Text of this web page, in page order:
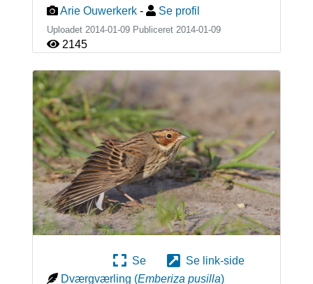
Arie Ouwerkerk - Se profil
Uploadet 2014-01-09 Publiceret 2014-01-09
2145
Se
Se link-side
Dværgværling (Emberiza pusilla)